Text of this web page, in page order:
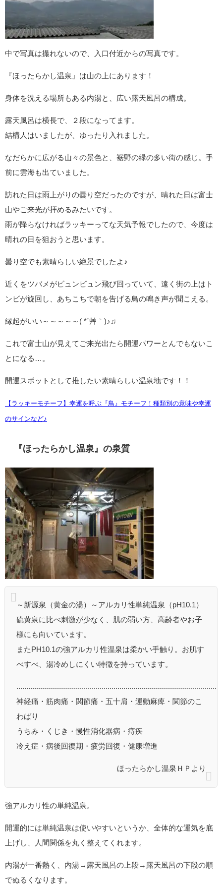
中で写真は撮れないので、入口付近からの写真です。
『ほったらかし温泉』は山の上にあります！
身体を洗える場所もある内湯と、広い露天風呂の構成。
露天風呂は横長で、２段になってます。
結構人はいましたが、ゆったり入れました。
なだらかに広がる山々の景色と、裾野の緑の多い街の感じ。手
前に雲海も出ていました。
訪れた日は雨上がりの曇り空だったのですが、晴れた日は富士
山やご来光が拝めるみたいです。
雨が降らなければラッキーってな天気予報でしたので、今度は
晴れの日を狙おうと思います。
曇り空でも素晴らしい絶景でしたよ♪
近くをツバメがビュンビュン飛び回っていて、遠く街の上はト
ンビが旋回し、あちこちで朝を告げる鳥の鳴き声が聞こえる。
縁起がいい～～～～～( *´艸｀)♪♫
これで富士山が見えてご来光出たら開運パワーとんでもないこ
とになる…。
開運スポットとして推したい素晴らしい温泉地です！！
【ラッキーモチーフ】幸運を呼ぶ『鳥』モチーフ！種類別の意味や幸運
のサインなど♪
『ほったらかし温泉』の泉質
～新源泉（黄金の湯）～アルカリ性単純温泉（pH10.1）
硫黄泉に比べ刺激が少なく、肌の弱い方、高齢者やお子
様にも向いています。
またPH10.1の強アルカリ性温泉は柔かい手触り。お肌す
べすべ、湯冷めしにくい特徴を持っています。
.....................................................................................................
神経痛・筋肉痛・関節痛・五十肩・運動麻痺・関節のこ
わばり
うちみ・くじき・慢性消化器病・痔疾
冷え症・病後回復期・疲労回復・健康増進
ほったらかし温泉ＨＰより
強アルカリ性の単純温泉。
開運的には単純温泉は使いやすいというか、全体的な運気を底
上げし、人間関係を丸く整えてくれます。
内湯が一番熱く、内湯→露天風呂の上段→露天風呂の下段の順
でぬるくなります。